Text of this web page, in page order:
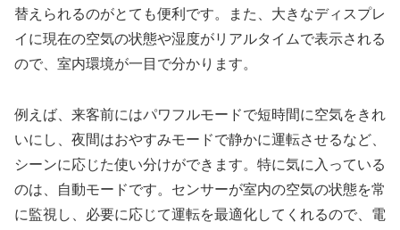
替えられるのがとても便利です。また、大きなディスプレ
イに現在の空気の状態や湿度がリアルタイムで表示される
ので、室内環境が一目で分かります。
例えば、来客前にはパワフルモードで短時間に空気をきれ
いにし、夜間はおやすみモードで静かに運転させるなど、
シーンに応じた使い分けができます。特に気に入っている
のは、自動モードです。センサーが室内の空気の状態を常
に監視し、必要に応じて運転を最適化してくれるので、電